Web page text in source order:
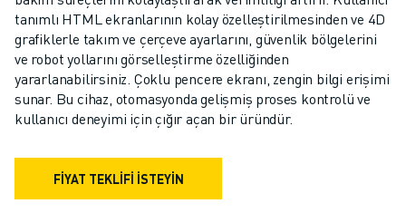
ROBOT OTOMASYONU
ARK KAYNAK ROBOTLARI
EKLEMLI ROBOTLAR
ARC MATE SERISI
M-900 SERISI
DELTA ROBOTLAR
BOYA ROBOTLARI
tanımlı HTML ekranlarının kolay özelleştirilmesinden ve 4D
grafiklerle takım ve çerçeve ayarlarını, güvenlik bölgelerini
ve robot yollarını görselleştirme özelliğinden
yararlanabilirsiniz. Çoklu pencere ekranı, zengin bilgi erişimi
sunar. Bu cihaz, otomasyonda gelişmiş proses kontrolü ve
kullanıcı deneyimi için çığır açan bir üründür.
FIYAT TEKLIFI ISTEYIN